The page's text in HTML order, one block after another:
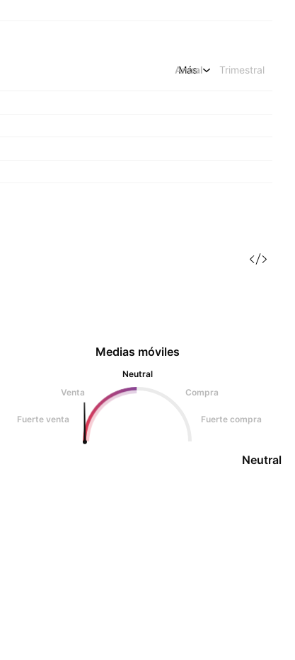
Anual Trimestral
Más
Medias móviles
Neutral
Venta
Compra
Fuerte venta Fuerte compra
Neutral